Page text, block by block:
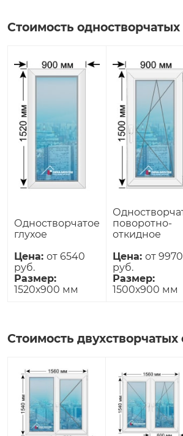
Стоимость одностворчатых
Одностворчатое
глухое
Цена: от 6540
руб.
Размер:
1520х900 мм
поворотно-
откидное
Цена: от 9970
руб.
Размер:
1500х900 мм
Стоимость двухстворчатых